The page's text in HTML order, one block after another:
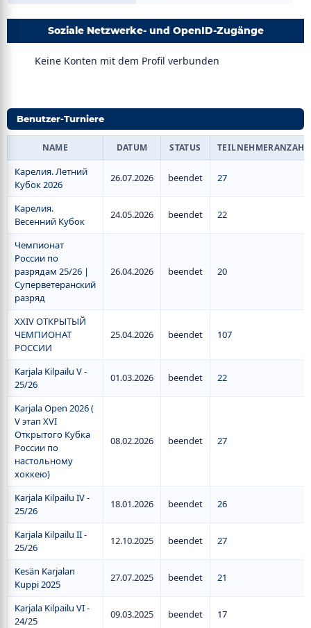
Soziale Netzwerke- und OpenID-Zugänge
Keine Konten mit dem Profil verbunden
Benutzer-Turniere
NAME DATUM STATUS TEILNEHMERANZAHL
Карелия. Летний
Кубок 2026
26.07.2026 beendet 27
Карелия.
Весенний Кубок
24.05.2026 beendet 22
Чемпионат
России по
разрядам 25/26 |
Суперветеранский
разряд
26.04.2026 beendet 20
XXIV ОТКРЫТЫЙ
ЧЕМПИОНАТ
РОССИИ
25.04.2026 beendet 107
Karjala Kilpailu V -
25/26
01.03.2026 beendet 22
Karjala Open 2026 (
V этап XVI
Открытого Кубка
России по
настольному
хоккею)
08.02.2026 beendet 27
Karjala Kilpailu IV -
25/26
18.01.2026 beendet 26
Karjala Kilpailu II -
25/26
12.10.2025 beendet 27
Kesän Karjalan
Kuppi 2025
27.07.2025 beendet 21
Karjala Kilpailu VI -
24/25
09.03.2025 beendet 17